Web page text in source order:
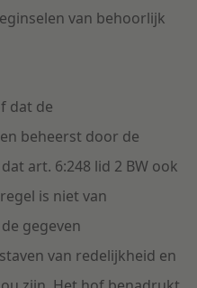
van behoorlijk
dat de
beheerst door de
art. 6:248 lid 2 BW ook
is niet van
gegeven
van redelijkheid en